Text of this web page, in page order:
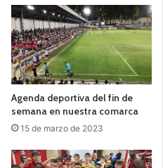
Agenda deportiva del fin de
semana en nuestra comarca
15 de marzo de 2023